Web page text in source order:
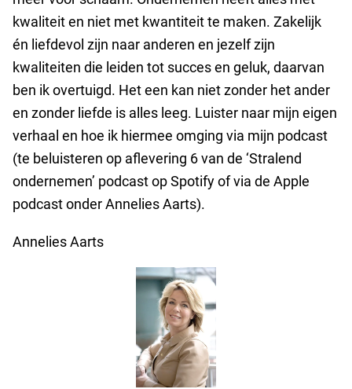
kwaliteit en niet met kwantiteit te maken. Zakelijk
én liefdevol zijn naar anderen en jezelf zijn
kwaliteiten die leiden tot succes en geluk, daarvan
ben ik overtuigd. Het een kan niet zonder het ander
en zonder liefde is alles leeg. Luister naar mijn eigen
verhaal en hoe ik hiermee omging via mijn podcast
(te beluisteren op aflevering 6 van de ‘Stralend
ondernemen’ podcast op Spotify of via de Apple
podcast onder Annelies Aarts).
Annelies Aarts